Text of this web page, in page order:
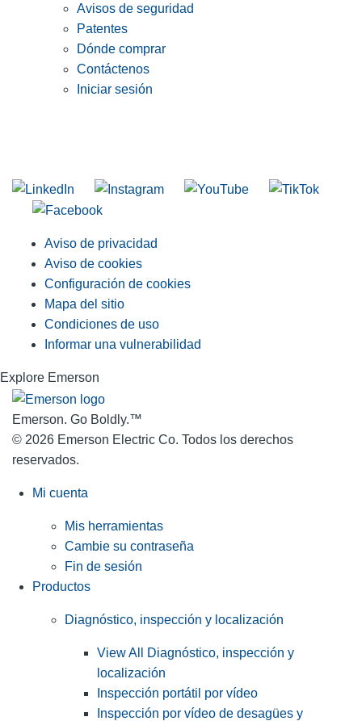
Avisos de seguridad
Patentes
Dónde comprar
Contáctenos
Iniciar sesión
Aviso de privacidad
Aviso de cookies
Configuración de cookies
Mapa del sitio
Condiciones de uso
Informar una vulnerabilidad
Explore Emerson
Emerson. Go Boldly.™
© 2026 Emerson Electric Co. Todos los derechos
reservados.
Mi cuenta
Mis herramientas
Cambie su contraseña
Fin de sesión
Productos
Diagnóstico, inspección y localización
View All Diagnóstico, inspección y
localización
Inspección portátil por vídeo
Inspección por vídeo de desagües y